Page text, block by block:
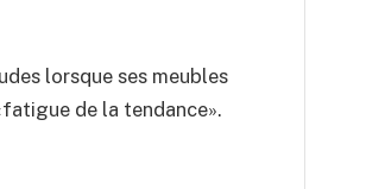
lorsque ses meubles
de la tendance».